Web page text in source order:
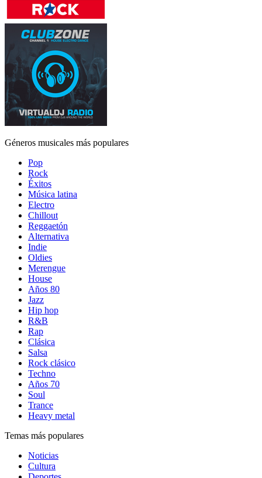
Géneros musicales más populares
Pop
Rock
Éxitos
Música latina
Electro
Chillout
Reggaetón
Alternativa
Indie
Oldies
Merengue
House
Años 80
Jazz
Hip hop
R&B
Rap
Clásica
Salsa
Rock clásico
Techno
Años 70
Soul
Trance
Heavy metal
Temas más populares
Noticias
Cultura